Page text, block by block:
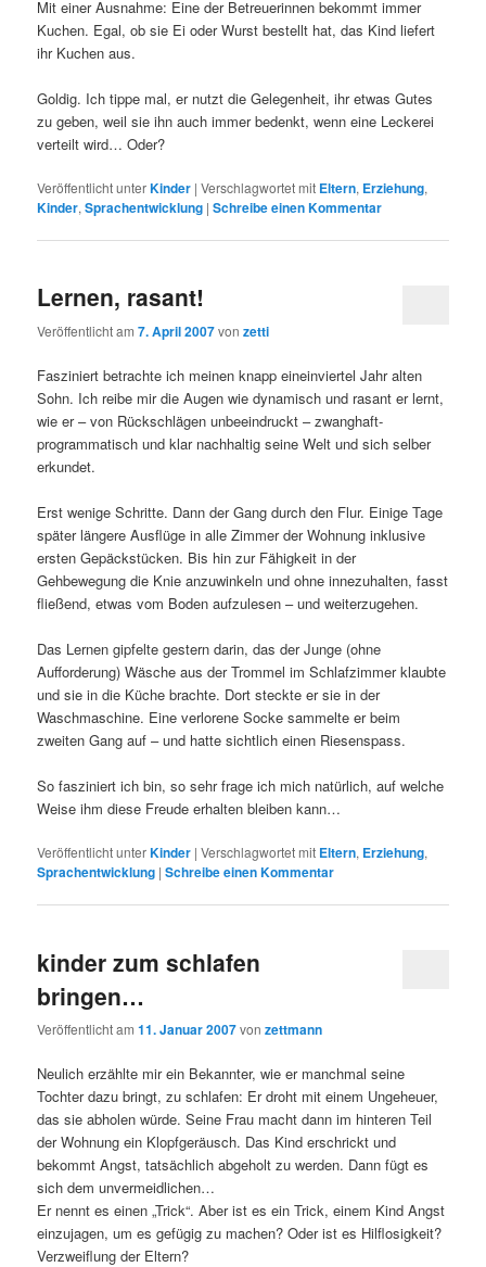
Mit einer Ausnahme: Eine der Betreuerinnen bekommt immer
Kuchen. Egal, ob sie Ei oder Wurst bestellt hat, das Kind liefert
ihr Kuchen aus.
Goldig. Ich tippe mal, er nutzt die Gelegenheit, ihr etwas Gutes
zu geben, weil sie ihn auch immer bedenkt, wenn eine Leckerei
verteilt wird… Oder?
Veröffentlicht unterKinder |Verschlagwortet mit Eltern, Erziehung,
Kinder,Sprachentwicklung |Schreibe einen Kommentar
Lernen, rasant!
Veröffentlicht am7. April 2007vonzetti
Fasziniert betrachte ich meinen knapp eineinviertel Jahr alten
Sohn. Ich reibe mir die Augen wie dynamisch und rasant er lernt,
wie er – von Rückschlägen unbeeindruckt – zwanghaft-
programmatisch und klar nachhaltig seine Welt und sich selber
erkundet.
Erst wenige Schritte. Dann der Gang durch den Flur. Einige Tage
später längere Ausflüge in alle Zimmer der Wohnung inklusive
ersten Gepäckstücken. Bis hin zur Fähigkeit in der
Gehbewegung die Knie anzuwinkeln und ohne innezuhalten, fasst
fließend, etwas vom Boden aufzulesen – und weiterzugehen.
Das Lernen gipfelte gestern darin, das der Junge (ohne
Aufforderung) Wäsche aus der Trommel im Schlafzimmer klaubte
und sie in die Küche brachte. Dort steckte er sie in der
Waschmaschine. Eine verlorene Socke sammelte er beim
zweiten Gang auf – und hatte sichtlich einen Riesenspass.
So fasziniert ich bin, so sehr frage ich mich natürlich, auf welche
Weise ihm diese Freude erhalten bleiben kann…
Veröffentlicht unterKinder |Verschlagwortet mit Eltern, Erziehung,
Sprachentwicklung |Schreibe einen Kommentar
kinder zum schlafen
bringen…
Veröffentlicht am11. Januar 2007vonzettmann
Neulich erzählte mir ein Bekannter, wie er manchmal seine
Tochter dazu bringt, zu schlafen: Er droht mit einem Ungeheuer,
das sie abholen würde. Seine Frau macht dann im hinteren Teil
der Wohnung ein Klopfgeräusch. Das Kind erschrickt und
bekommt Angst, tatsächlich abgeholt zu werden. Dann fügt es
sich dem unvermeidlichen…
Er nennt es einen „Trick“. Aber ist es ein Trick, einem Kind Angst
einzujagen, um es gefügig zu machen? Oder ist es Hilflosigkeit?
Verzweiflung der Eltern?